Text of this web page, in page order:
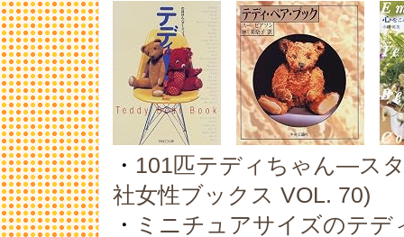
・ 101匹テディちゃん―ス
社女性ブックス VOL. 70)
・ ミニチュアサイズのテ